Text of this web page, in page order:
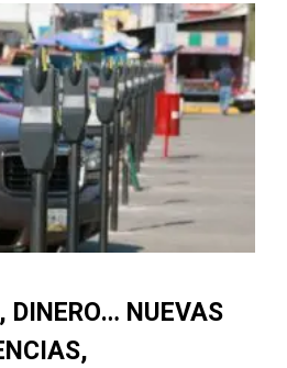
DINERO… NUEVAS